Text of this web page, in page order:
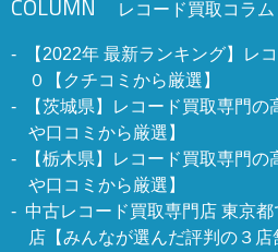
COLUMN レコード買取コラム
【2022年 最新ランキング】レ
０【クチコミから厳選】
【茨城県】レコード買取専門
や口コミから厳選】
【栃木県】レコード買取専門
や口コミから厳選】
中古レコード買取専門店 東京
店【みんなが選んだ評判の３店